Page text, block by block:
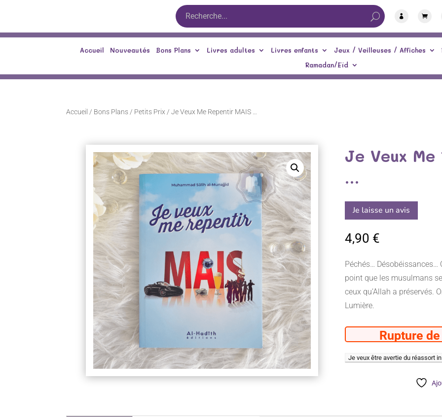
 
Accueil Nouveautés Bons Plans Livres adultes Livres enfants Jeux / Veilleuses / Affiches
Ramadan/Eïd
Accueil / Bons Plans / Petits Prix / Je Veux Me Repentir MAIS …
Je Veux
…
Je laisse un avis
4,90 €
Péchés… Désobéissances…
point que les musulmans
ceux qu’Allah a préservés.
Lumière.
Rupture